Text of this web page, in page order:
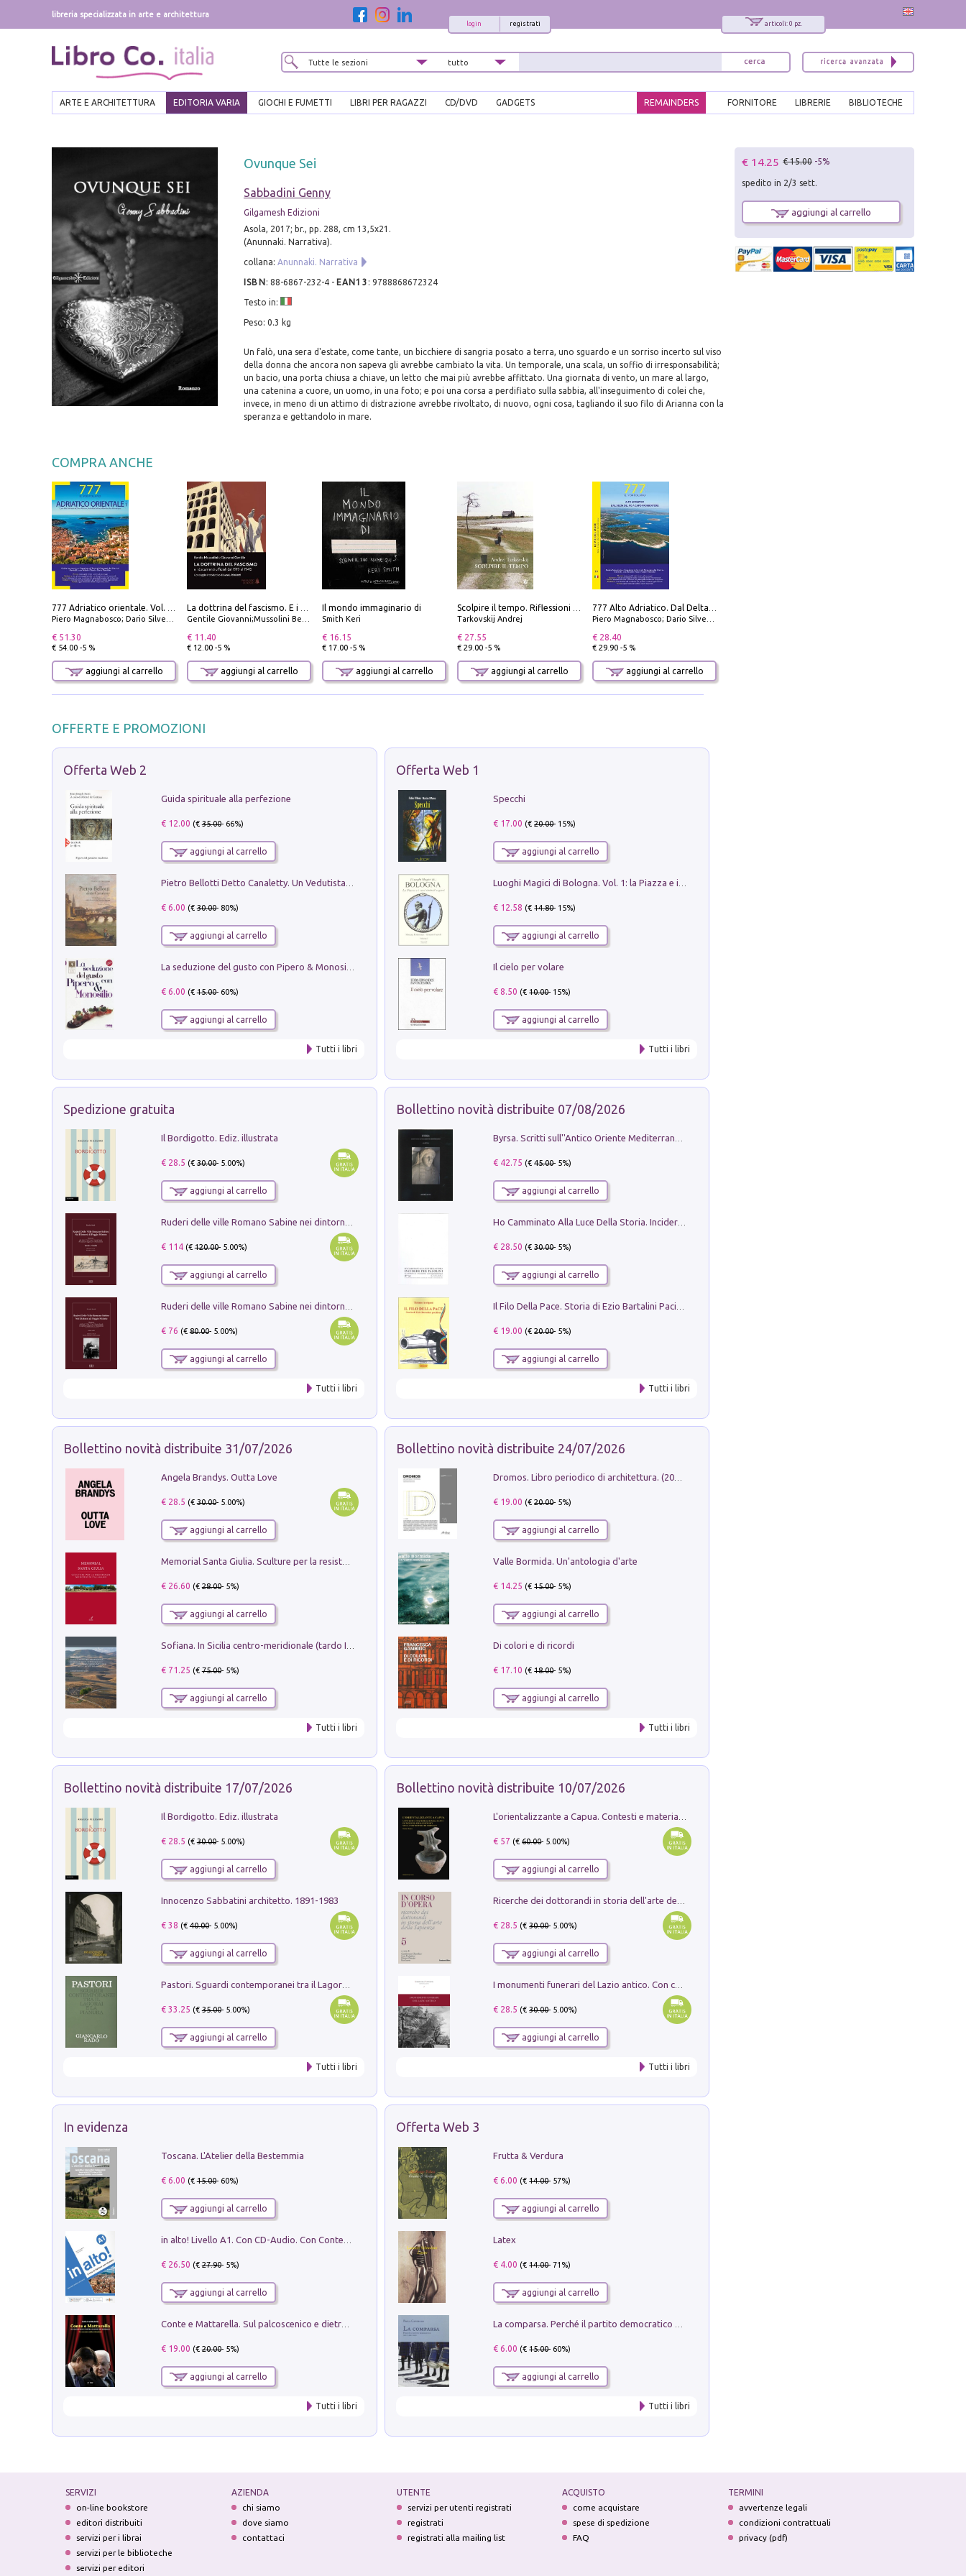
libreria specializzata in arte e architettura
articoli: 0 pz.
registrati
login
ARTE E ARCHITETTURA EDITORIA VARIA GIOCHI E FUMETTI LIBRI PER RAGAZZI CD/DVD GADGETS BIBLIOTECHE
LIBRERIE
FORNITORE
REMAINDERS
Ovunque Sei
Sabbadini Genny
Gilgamesh Edizioni
Asola, 2017; br., pp. 288, cm 13,5x21.
(Anunnaki. Narrativa).
collana: Anunnaki. Narrativa
ISBN : 88-6867-232-4- EAN13 : 9788868672324
Testo in:
Peso: 0.3 kg
Un falò, una sera d'estate, come tante, un bicchiere di sangria posato a terra, uno sguardo e un sorriso incerto sul viso
della donna che ancora non sapeva gli avrebbe cambiato la vita. Un temporale, una scala, un soffio di irresponsabilità;
un bacio, una porta chiusa a chiave, un letto che mai più avrebbe affittato. Una giornata di vento, un mare al largo,
una catenina a cuore, un uomo, in una foto; e poi una corsa a perdifiato sulla sabbia, all'inseguimento di colei che,
invece, in meno di un attimo di distrazione avrebbe rivoltato, di nuovo, ogni cosa, tagliando il suo filo di Arianna con la
speranza e gettandolo in mare.
COMPRA ANCHE
Piero Magnabosco; Dario Silvestro; Marco Sbrizzi
€ 51.30
€ 54.00 -5 %
aggiungi al carrello
Gentile Giovanni;Mussolini Benito
€ 11.40
€ 12.00 -5 %
aggiungi al carrello
Il mondo immaginario di
Smith Keri
€ 16.15
€ 17.00 -5 %
aggiungi al carrello
Tarkovskij Andrej
€ 27.55
€ 29.00 -5 %
aggiungi al carrello
Piero Magnabosco; Dario Silvestro; Marco Sbrizzi
€ 28.40
€ 29.90 -5 %
aggiungi al carrello
OFFERTE E PROMOZIONI
Offerta Web 2
Guida spirituale alla perfezione
€ 12.00 (€35.00- 66%)
aggiungi al carrello
€ 6.00 (€30.00- 80%)
aggiungi al carrello
€ 6.00 (€15.00- 60%)
aggiungi al carrello
Tutti i libri
Offerta Web 1
Specchi
€ 17.00 (€20.00- 15%)
aggiungi al carrello
€ 12.58 (€14.80- 15%)
aggiungi al carrello
Il cielo per volare
€ 8.50 (€10.00- 15%)
aggiungi al carrello
Tutti i libri
Spedizione gratuita
Il Bordigotto. Ediz. illustrata
€ 28.5 (€30.00- 5.00%)
aggiungi al carrello
€ 114(€120.00- 5.00%)
aggiungi al carrello
€ 76 (€80.00- 5.00%)
aggiungi al carrello
Tutti i libri
Bollettino novità distribuite 07/08/2026
€ 42.75 (€45.00- 5%)
aggiungi al carrello
€ 28.50 (€30.00- 5%)
aggiungi al carrello
€ 19.00 (€20.00- 5%)
aggiungi al carrello
Tutti i libri
Bollettino novità distribuite 31/07/2026
Angela Brandys. Outta Love
€ 28.5 (€30.00- 5.00%)
aggiungi al carrello
Memorial Santa Giulia. Sculture per la resistenza Monchio di Palagano
€ 26.60 (€28.00- 5%)
aggiungi al carrello
€ 71.25 (€75.00- 5%)
aggiungi al carrello
Tutti i libri
Bollettino novità distribuite 24/07/2026
€ 19.00 (€20.00- 5%)
aggiungi al carrello
Valle Bormida. Un'antologia d'arte
€ 14.25 (€15.00- 5%)
aggiungi al carrello
Di colori e di ricordi
€ 17.10 (€18.00- 5%)
aggiungi al carrello
Tutti i libri
Bollettino novità distribuite 17/07/2026
Il Bordigotto. Ediz. illustrata
€ 28.5 (€30.00- 5.00%)
aggiungi al carrello
Innocenzo Sabbatini architetto. 1891-1983
€ 38 (€40.00- 5.00%)
aggiungi al carrello
Pastori. Sguardi contemporanei tra il Lagorai e la pianura. Ediz. illustrata
€ 33.25 (€35.00- 5.00%)
aggiungi al carrello
Tutti i libri
Bollettino novità distribuite 10/07/2026
€ 57 (€60.00- 5.00%)
aggiungi al carrello
€ 28.5 (€30.00- 5.00%)
aggiungi al carrello
€ 28.5 (€30.00- 5.00%)
aggiungi al carrello
Tutti i libri
In evidenza
Toscana. L'Atelier della Bestemmia
€ 6.00 (€15.00- 60%)
aggiungi al carrello
€ 26.50 (€27.90- 5%)
aggiungi al carrello
Conte e Mattarella. Sul palcoscenico e dietro le quinte del Quirinale. Un racconto sulle istituzioni
€ 19.00 (€20.00- 5%)
aggiungi al carrello
Tutti i libri
Offerta Web 3
Frutta & Verdura
€ 6.00 (€14.00- 57%)
aggiungi al carrello
Latex
€ 4.00 (€14.00- 71%)
aggiungi al carrello
€ 6.00 (€15.00- 60%)
aggiungi al carrello
Tutti i libri
€ 14.25 € 15.00 -5%
spedito in 2/3 sett.
aggiungi al carrello
SERVIZI
on-line bookstore
editori distribuiti
servizi per i librai
servizi per le biblioteche
servizi per editori
AZIENDA
chi siamo
dove siamo
contattaci
UTENTE
servizi per utenti registrati
registrati
registrati alla mailing list
ACQUISTO
come acquistare
spese di spedizione
FAQ
TERMINI
avvertenze legali
condizioni contrattuali
privacy (pdf)
x
Interessato ai nostri libri?
Sarai informato delle nostre novità, potrai
comunque cancellarti quando desideri.
modulo di iscrizione